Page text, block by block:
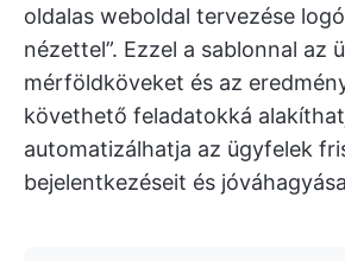
oldalas weboldal tervezése
nézettel”. Ezzel a sablonnal az
mérföldköveket és az
követhető feladatokká
automatizálhatja az ügyfelek
bejelentkezéseit és